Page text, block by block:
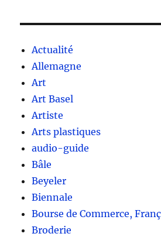
Actualité
Allemagne
Art
Art Basel
Artiste
Arts plastiques
audio-guide
Bâle
Beyeler
Biennale
Bourse de Commerce,
Broderie